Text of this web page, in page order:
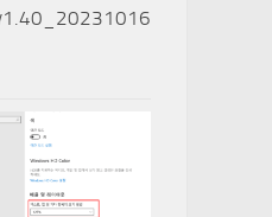
v1.40_20231016